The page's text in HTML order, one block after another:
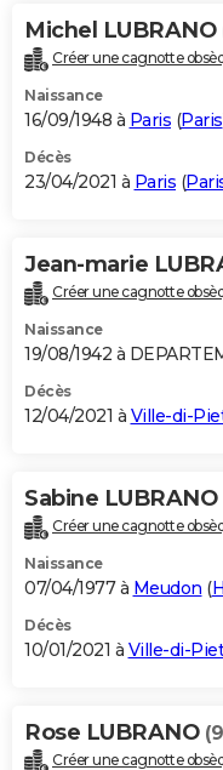
Michel LUBRANO
Créer une cagnotte
Naissance
16/09/1948 à Paris (Paris
Décès
23/04/2021 à Paris (
Jean-marie
Créer une cagnotte
Naissance
19/08/1942 à
Décès
12/04/2021 à Ville-di-
Sabine LUBRANO
Créer une cagnotte
Naissance
07/04/1977 à Meudon (
Décès
10/01/2021 à Ville-di-
Rose LUBRANO
Créer une cagnotte